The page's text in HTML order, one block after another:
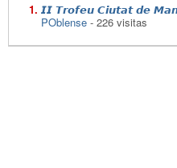
𝙄𝙄 𝙏𝙧𝙤𝙛𝙚𝙪 𝘾𝙞𝙪𝙩𝙖𝙩 𝙙𝙚
POblense - 226 visitas